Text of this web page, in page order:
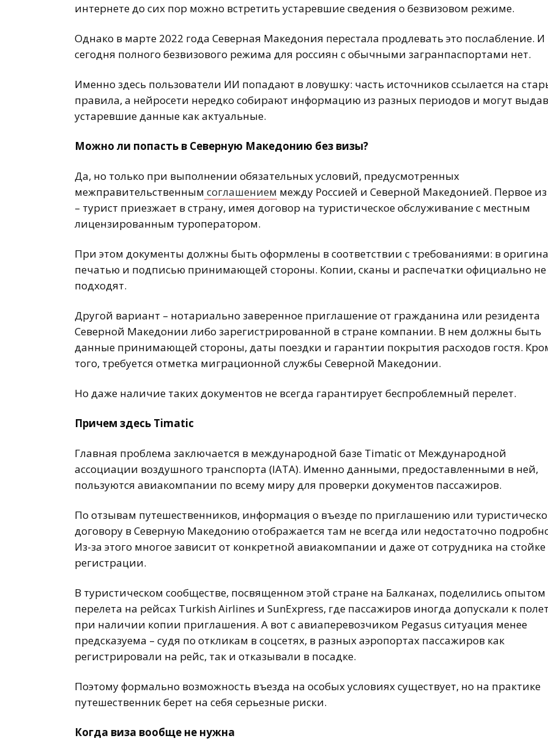
интернете до сих пор можно встретить устаревшие сведения о безвизовом режиме.
Однако в марте 2022 года Северная Македония перестала продлевать это послабление. И
сегодня полного безвизового режима для россиян с обычными загранпаспортами нет.
Именно здесь пользователи ИИ попадают в ловушку: часть источников ссылается на
правила, а нейросети нередко собирают информацию из разных периодов и могут
устаревшие данные как актуальные.
Можно ли попасть в Северную Македонию без визы?
Да, но только при выполнении обязательных условий, предусмотренных
межправительственным соглашением между Россией и Северной Македонией. Первое
– турист приезжает в страну, имея договор на туристическое обслуживание с местным
лицензированным туроператором.
При этом документы должны быть оформлены в соответствии с требованиями: в
печатью и подписью принимающей стороны. Копии, сканы и распечатки официально не
подходят.
Другой вариант – нотариально заверенное приглашение от гражданина или резидента
Северной Македонии либо зарегистрированной в стране компании. В нем должны быть
данные принимающей стороны, даты поездки и гарантии покрытия расходов гостя.
того, требуется отметка миграционной службы Северной Македонии.
Но даже наличие таких документов не всегда гарантирует беспроблемный перелет.
Причем здесь Timatic
Главная проблема заключается в международной базе Timatic от Международной
ассоциации воздушного транспорта (IATA). Именно данными, предоставленными в ней,
пользуются авиакомпании по всему миру для проверки документов пассажиров.
По отзывам путешественников, информация о въезде по приглашению или
договору в Северную Македонию отображается там не всегда или недостаточно
Из-за этого многое зависит от конкретной авиакомпании и даже от сотрудника на стойке
регистрации.
В туристическом сообществе, посвященном этой стране на Балканах, поделились опытом
перелета на рейсах Turkish Airlines и SunExpress, где пассажиров иногда допускали к
при наличии копии приглашения. А вот с авиаперевозчиком Pegasus ситуация менее
предсказуема – судя по откликам в соцсетях, в разных аэропортах пассажиров как
регистрировали на рейс, так и отказывали в посадке.
Поэтому формально возможность въезда на особых условиях существует, но на практике
путешественник берет на себя серьезные риски.
Когда виза вообще не нужна